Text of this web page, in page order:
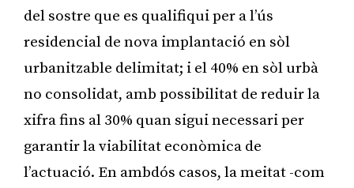
del sostre que es qualifiqui per a l’ús
residencial de nova implantació en sòl
urbanitzable delimitat; i el 40% en sòl urbà
no consolidat, amb possibilitat de reduir la
xifra fins al 30% quan sigui necessari per
garantir la viabilitat econòmica de
l’actuació. En ambdós casos, la meitat -com